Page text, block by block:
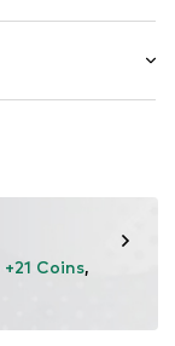
+21 Coins,